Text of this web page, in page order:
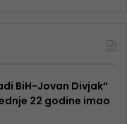
BiH-Jovan Divjak“
22 godine imao